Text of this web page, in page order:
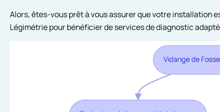
Alors, êtes-vous prêt à vous assurer que votre installation
Légimétrie pour bénéficier de services de diagnostic